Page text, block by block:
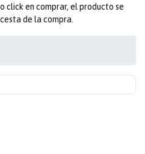
click en comprar, el producto se
de la compra.